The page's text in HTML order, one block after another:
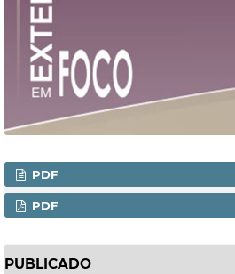
PDF
PDF
PUBLICADO